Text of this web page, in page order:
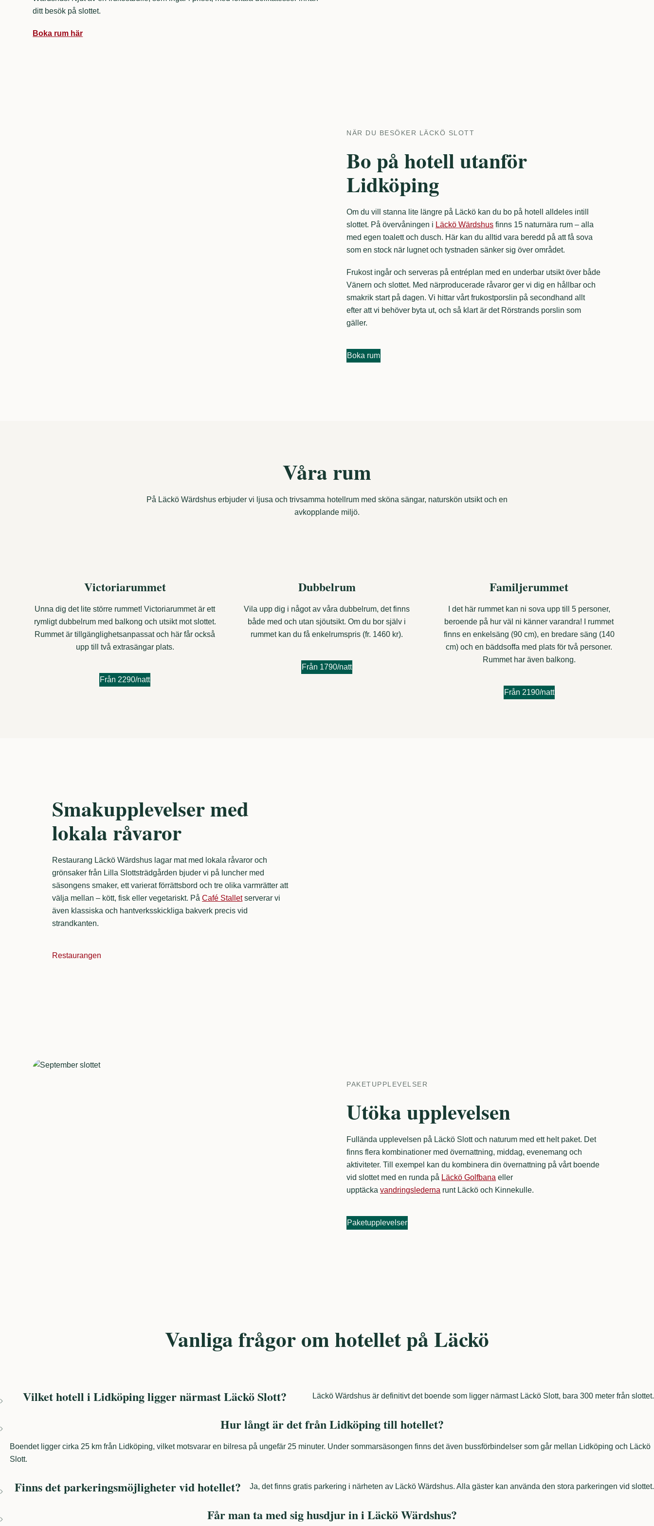
ditt besök på slottet.
Boka rum här
NÄR DU BESÖKER LÄCKÖ SLOTT
Bo på hotell utanför
Lidköping
Om du vill stanna lite längre på Läckö kan du bo på hotell alldeles intill
slottet. På övervåningen i Läckö Wärdshus finns 15 naturnära rum – alla
med egen toalett och dusch. Här kan du alltid vara beredd på att få sova
som en stock när lugnet och tystnaden sänker sig över området.
Frukost ingår och serveras på entréplan med en underbar utsikt över både
Vänern och slottet. Med närproducerade råvaror ger vi dig en hållbar och
smakrik start på dagen. Vi hittar vårt frukostporslin på secondhand allt
efter att vi behöver byta ut, och så klart är det Rörstrands porslin som
gäller.
Boka rum
Våra rum
På Läckö Wärdshus erbjuder vi ljusa och trivsamma hotellrum med sköna sängar, naturskön utsikt och en
avkopplande miljö.
Victoriarummet
Unna dig det lite större rummet! Victoriarummet är ett
rymligt dubbelrum med balkong och utsikt mot slottet.
Rummet är tillgänglighetsanpassat och här får också
upp till två extrasängar plats.
Från 2290/natt
Dubbelrum
Vila upp dig i något av våra dubbelrum, det finns
både med och utan sjöutsikt. Om du bor själv i
rummet kan du få enkelrumspris (fr. 1460 kr).
Från 1790/natt
Familjerummet
I det här rummet kan ni sova upp till 5 personer,
beroende på hur väl ni känner varandra! I rummet
finns en enkelsäng (90 cm), en bredare säng (140
cm) och en bäddsoffa med plats för två personer.
Rummet har även balkong.
Från 2190/natt
Smakupplevelser med
lokala råvaror
Restaurang Läckö Wärdshus lagar mat med lokala råvaror och
grönsaker från Lilla Slottsträdgården bjuder vi på luncher med
säsongens smaker, ett varierat förrättsbord och tre olika varmrätter att
välja mellan – kött, fisk eller vegetariskt. PåCafé Stalletserverar vi
även klassiska och hantverksskickliga bakverk precis vid
strandkanten.
Restaurangen
PAKETUPPLEVELSER
Utöka upplevelsen
Fullända upplevelsen på Läckö Slott och naturum med ett helt paket. Det
finns flera kombinationer med övernattning, middag, evenemang och
aktiviteter. Till exempel kan du kombinera din övernattning på vårt boende
vid slottet med en runda på Läckö Golfbana eller
upptäcka vandringslederna runt Läckö och Kinnekulle.
Paketupplevelser
Vanliga frågor om hotellet på Läckö
Vilket hotell i Lidköping ligger närmast Läckö Slott? Läckö Wärdshus är definitivt det boende som ligger närmast Läckö Slott, bara 300 meter från slottet.
Hur långt är det från Lidköping till hotellet?
Boendet ligger cirka 25 km från Lidköping, vilket motsvarar en bilresa på ungefär 25 minuter. Under sommarsäsongen finns det även bussförbindelser som går mellan Lidköping och Läckö
Slott.
Finns det parkeringsmöjligheter vid hotellet? Ja, det finns gratis parkering i närheten av Läckö Wärdshus. Alla gäster kan använda den stora parkeringen vid slottet.
Får man ta med sig husdjur in i Läckö Wärdshus?